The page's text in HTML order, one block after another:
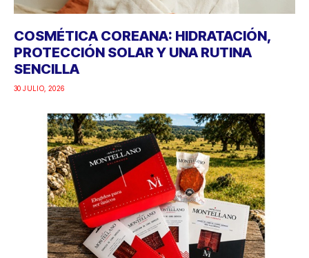
COSMÉTICA COREANA: HIDRATACIÓN,
PROTECCIÓN SOLAR Y UNA RUTINA
SENCILLA
30 JULIO, 2026